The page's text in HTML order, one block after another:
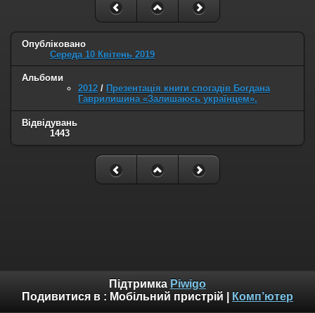
Опубліковано
Середа 10 Квітень 2019
Альбоми
2012 / Презентація книги спогадів Богдана
Гаврилишина «Залишаюсь українцем».
Відвідувань
1443
Підтримка Piwigo
Подивитися в : Мобільний пристрій Комп’ютер